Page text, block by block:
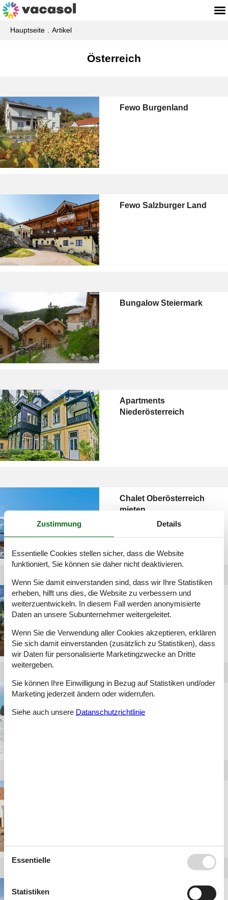
Hauptseite Artikel
Österreich
Fewo Burgenland
Fewo Salzburger Land
Bungalow Steiermark
Apartments
Niederösterreich
Chalet Oberösterreich
mieten
Fewo in Tirol
Fewo Steiermark
Zustimmung Details
Essentielle Cookies stellen sicher, dass die Website
funktioniert, Sie können sie daher nicht deaktivieren.
Wenn Sie damit einverstanden sind, dass wir Ihre Statistiken
erheben, hilft uns dies, die Website zu verbessern und
weiterzuentwickeln. In diesem Fall werden anonymisierte
Daten an unsere Subunternehmer weitergeleitet.
Wenn Sie die Verwendung aller Cookies akzeptieren, erklären
Sie sich damit einverstanden (zusätzlich zu Statistiken), dass
wir Daten für personalisierte Marketingzwecke an Dritte
weitergeben.
Sie können Ihre Einwilligung in Bezug auf Statistiken und/oder
Marketing jederzeit ändern oder widerrufen.
Siehe auch unsere Datanschutzrichtlinie
Essentielle
Statistiken